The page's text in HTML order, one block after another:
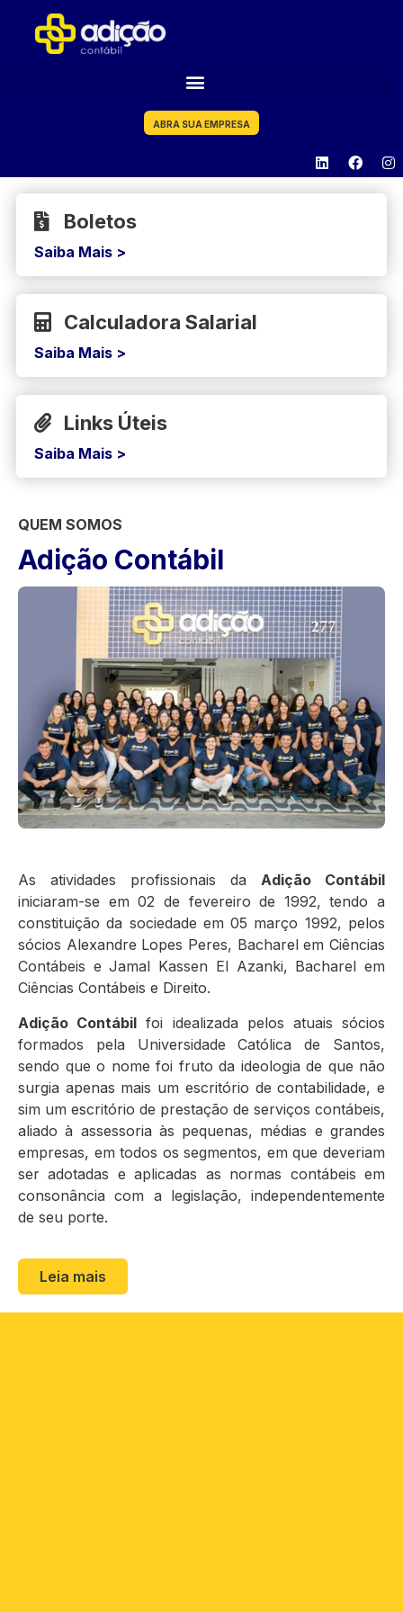
ABRA SUA EMPRESA
Boletos
Saiba Mais >
Calculadora Salarial
Saiba Mais >
Links Úteis
Saiba Mais >
QUEM SOMOS
Adição Contábil
As atividades profissionais da Adição Contábil
iniciaram-se em 02 de fevereiro de 1992, tendo a
constituição da sociedade em 05 março 1992, pelos
sócios Alexandre Lopes Peres, Bacharel em Ciências
Contábeis e Jamal Kassen El Azanki, Bacharel em
Ciências Contábeis e Direito.
Adição Contábil foi idealizada pelos atuais sócios
formados pela Universidade Católica de Santos,
sendo que o nome foi fruto da ideologia de que não
surgia apenas mais um escritório de contabilidade, e
sim um escritório de prestação de serviços contábeis,
aliado à assessoria às pequenas, médias e grandes
empresas, em todos os segmentos, em que deveriam
ser adotadas e aplicadas as normas contábeis em
consonância com a legislação, independentemente
de seu porte.
Leia mais